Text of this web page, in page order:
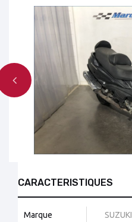
CARACTERISTIQUES
Marque SUZUKI